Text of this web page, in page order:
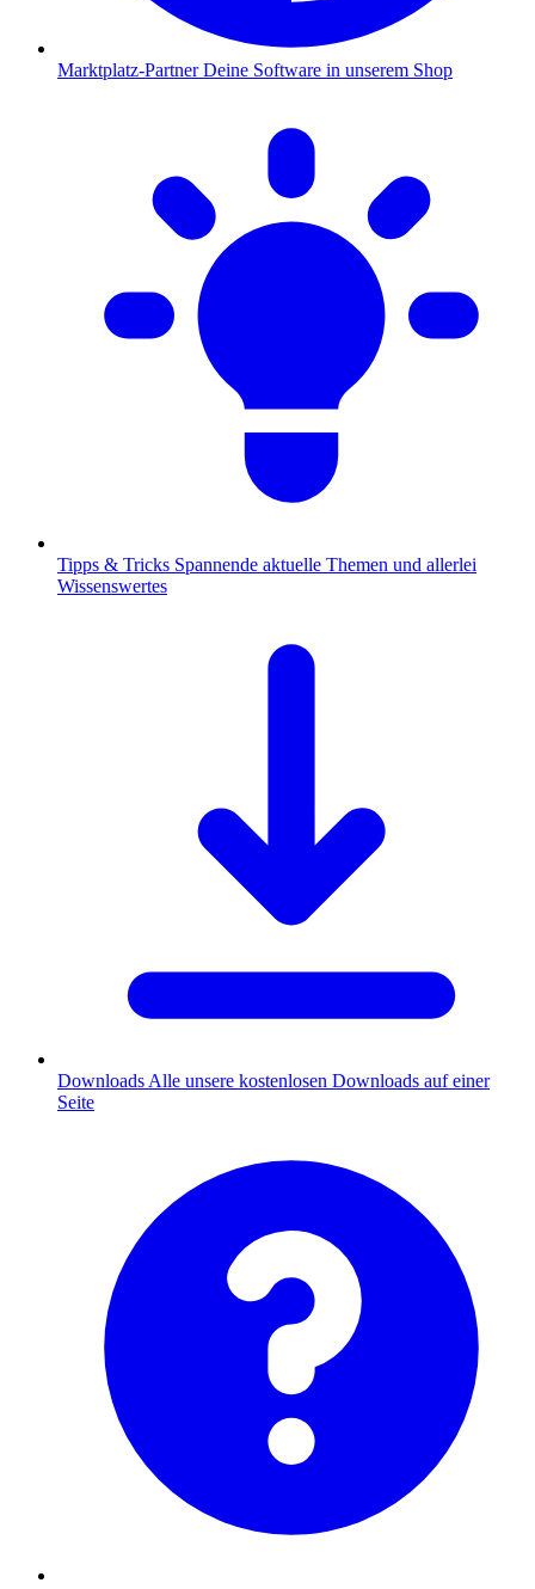
Marktplatz-Partner Deine Software in unserem Shop
Tipps & Tricks Spannende aktuelle Themen und allerlei
Wissenswertes
Downloads Alle unsere kostenlosen Downloads auf einer
Seite